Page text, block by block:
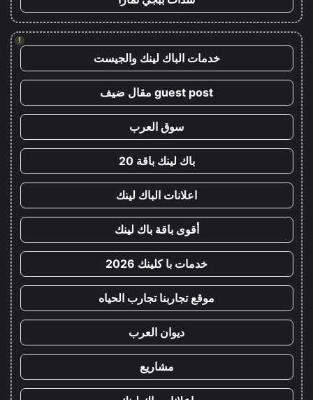
!
خدمات الباك لينك والجيست
guest post مقال ضيف
سوق العرب
باك لينك باقة 20
اعلانات الباك لينك
أقوى باقة باك لينك
خدمات با كلينك 2026
موقع تجاربنا تجارب الحياه
ديوان العرب
مشاريع